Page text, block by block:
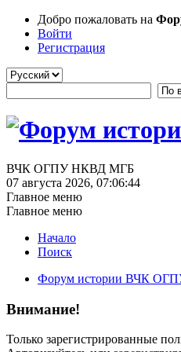
Добро пожаловать на
Войти
Регистрация
ВЧК ОГПУ НКВД МГБ
07 августа 2026, 07:06:44
Главное меню
Главное меню
Начало
Поиск
Форум истории ВЧК
Внимание!
Только зарегистрированные